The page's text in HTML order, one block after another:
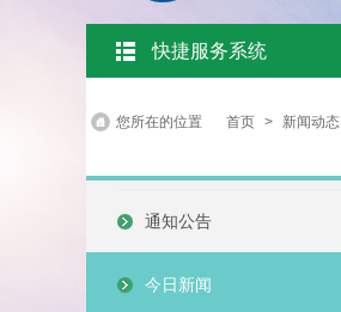
快捷服务系统
您所在的位置 首页 > 新闻动态
通知公告
今日新闻